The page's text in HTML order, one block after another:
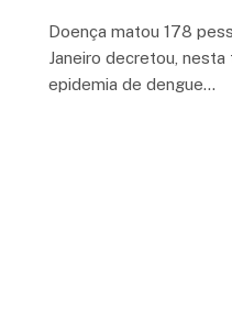
Doença matou 178
Janeiro decretou, nesta
epidemia de dengue…